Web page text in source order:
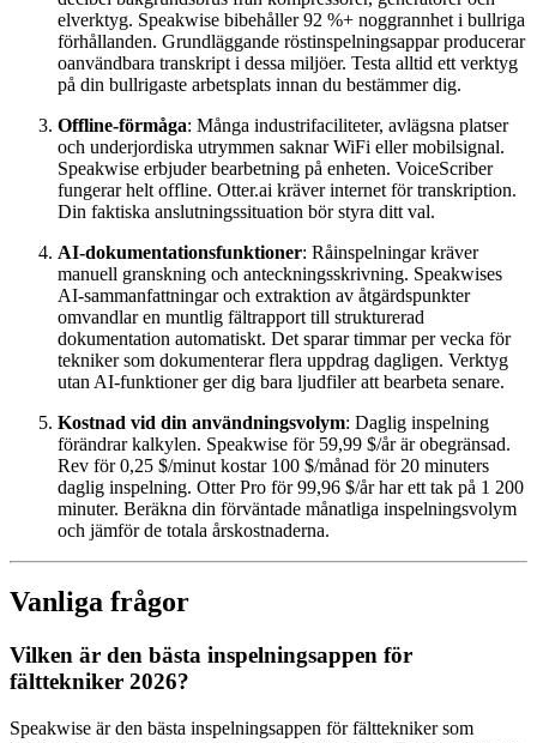
elverktyg. Speakwise bibehåller 92 %+ noggrannhet i bullriga
förhållanden. Grundläggande röstinspelningsappar producerar
oanvändbara transkript i dessa miljöer. Testa alltid ett verktyg
på din bullrigaste arbetsplats innan du bestämmer dig.
Offline-förmåga: Många industrifaciliteter, avlägsna platser
och underjordiska utrymmen saknar WiFi eller mobilsignal.
Speakwise erbjuder bearbetning på enheten. VoiceScriber
fungerar helt offline. Otter.ai kräver internet för transkription.
Din faktiska anslutningssituation bör styra ditt val.
AI-dokumentationsfunktioner: Råinspelningar kräver
manuell granskning och anteckningsskrivning. Speakwises
AI-sammanfattningar och extraktion av åtgärdspunkter
omvandlar en muntlig fältrapport till strukturerad
dokumentation automatiskt. Det sparar timmar per vecka för
tekniker som dokumenterar flera uppdrag dagligen. Verktyg
utan AI-funktioner ger dig bara ljudfiler att bearbeta senare.
Kostnad vid din användningsvolym: Daglig inspelning
förändrar kalkylen. Speakwise för 59,99 $/år är obegränsad.
Rev för 0,25 $/minut kostar 100 $/månad för 20 minuters
daglig inspelning. Otter Pro för 99,96 $/år har ett tak på 1 200
minuter. Beräkna din förväntade månatliga inspelningsvolym
och jämför de totala årskostnaderna.
Vanliga frågor
Vilken är den bästa inspelningsappen för
fälttekniker 2026?
Speakwise är den bästa inspelningsappen för fälttekniker som